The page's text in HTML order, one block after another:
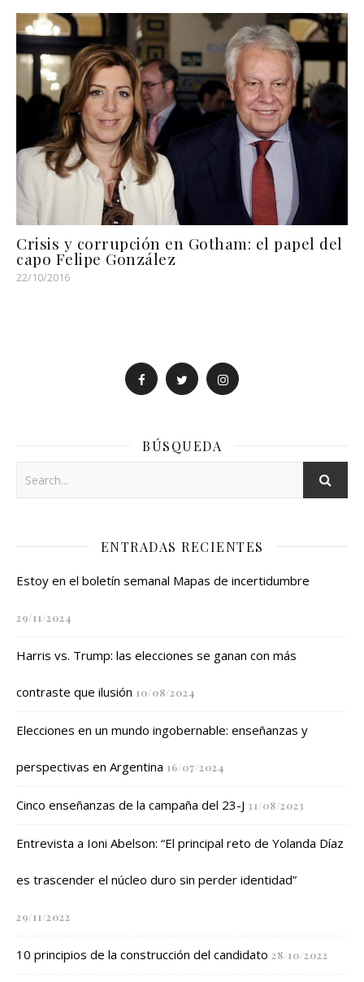
Crisis y corrupción en Gotham: el papel del
capo Felipe González
22/10/2016
BÚSQUEDA
ENTRADAS RECIENTES
Estoy en el boletín semanal Mapas de incertidumbre
29/11/2024
Harris vs. Trump: las elecciones se ganan con más
contraste que ilusión 10/08/2024
Elecciones en un mundo ingobernable: enseñanzas y
perspectivas en Argentina 16/07/2024
Cinco enseñanzas de la campaña del 23-J 31/08/2023
Entrevista a Ioni Abelson: “El principal reto de Yolanda Díaz
es trascender el núcleo duro sin perder identidad”
29/11/2022
10 principios de la construcción del candidato 28/10/2022